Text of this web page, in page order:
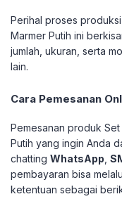
Perihal proses
Marmer Putih ini
jumlah, ukuran, serta
lain.
Cara Pemesanan
Pemesanan produk
Putih yang ingin Anda
chatting WhatsApp
pembayaran bisa
ketentuan sebagai